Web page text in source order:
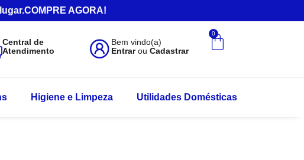
AGORA!
Central de
Atendimento
Bem vindo(a)
EntrarouCadastrar
0
Higiene e Limpeza Utilidades Domésticas